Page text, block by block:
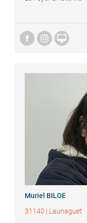

Muriel BILOE
31140 | Launaguet